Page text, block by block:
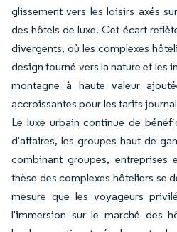
glissement vers les loisirs axés
des hôtels de luxe. Cet écart
divergents, où les complexes
design tourné vers la nature et les
montagne à haute valeur
accroissantes pour les tarifs
Le luxe urbain continue de
d'affaires, les groupes haut de
combinant groupes, entreprises
thèse des complexes hôteliers se
mesure que les voyageurs
l'immersion sur le marché des